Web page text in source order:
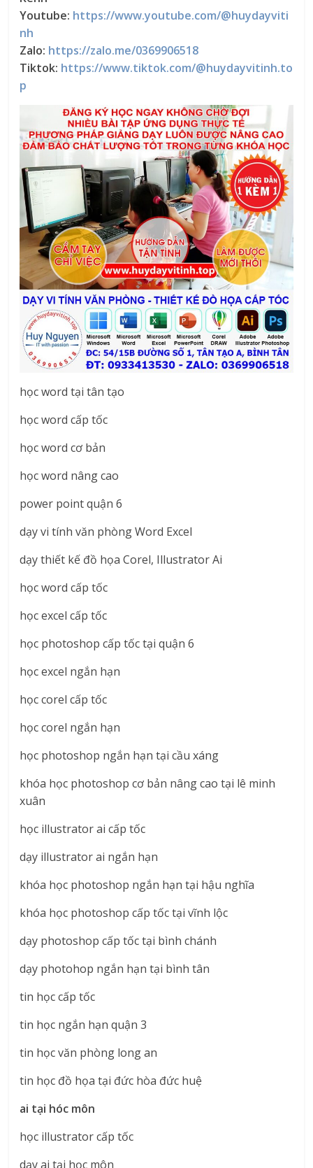
Youtube: https://www.youtube.com/@huydayviti
nh
Zalo: https://zalo.me/0369906518
Tiktok: https://www.tiktok.com/@huydayvitinh.to
p
học word tại tân tạo
học word cấp tốc
học word cơ bản
học word nâng cao
power point quận 6
dạy vi tính văn phòng Word Excel
dạy thiết kế đồ họa Corel, Illustrator Ai
học word cấp tốc
học excel cấp tốc
học photoshop cấp tốc tại quận 6
học excel ngắn hạn
học corel cấp tốc
học corel ngắn hạn
học photoshop ngắn hạn tại cầu xáng
khóa học photoshop cơ bản nâng cao tại lê minh
xuân
học illustrator ai cấp tốc
dạy illustrator ai ngắn hạn
khóa học photoshop ngắn hạn tại hậu nghĩa
khóa học photoshop cấp tốc tại vĩnh lộc
dạy photoshop cấp tốc tại bình chánh
dạy photohop ngắn hạn tại bình tân
tin học cấp tốc
tin học ngắn hạn quận 3
tin học văn phòng long an
tin học đồ họa tại đức hòa đức huệ
ai tại hóc môn
học illustrator cấp tốc
dạy ai tại học môn